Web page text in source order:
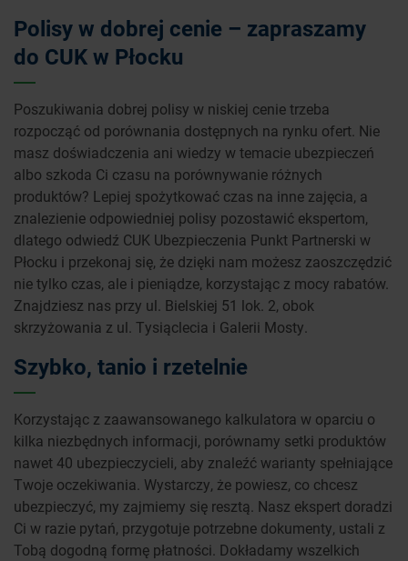
Polisy w dobrej cenie – zapraszamy
do CUK w Płocku
Poszukiwania dobrej polisy w niskiej cenie trzeba
rozpocząć od porównania dostępnych na rynku ofert. Nie
masz doświadczenia ani wiedzy w temacie ubezpieczeń
albo szkoda Ci czasu na porównywanie różnych
produktów? Lepiej spożytkować czas na inne zajęcia, a
znalezienie odpowiedniej polisy pozostawić ekspertom,
dlatego odwiedź CUK Ubezpieczenia Punkt Partnerski w
Płocku i przekonaj się, że dzięki nam możesz zaoszczędzić
nie tylko czas, ale i pieniądze, korzystając z mocy rabatów.
Znajdziesz nas przy ul. Bielskiej 51 lok. 2, obok
skrzyżowania z ul. Tysiąclecia i Galerii Mosty.
Szybko, tanio i rzetelnie
Korzystając z zaawansowanego kalkulatora w oparciu o
kilka niezbędnych informacji, porównamy setki produktów
nawet 40 ubezpieczycieli, aby znaleźć warianty spełniające
Twoje oczekiwania. Wystarczy, że powiesz, co chcesz
ubezpieczyć, my zajmiemy się resztą. Nasz ekspert doradzi
Ci w razie pytań, przygotuje potrzebne dokumenty, ustali z
Tobą dogodną formę płatności. Dokładamy wszelkich